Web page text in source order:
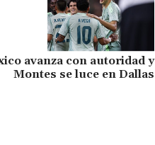
avanza con autoridad y
Montes se luce en Dallas